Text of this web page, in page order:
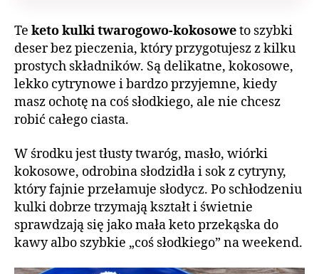
Te keto kulki twarogowo-kokosoweto szybki
deser bez pieczenia, który przygotujesz z kilku
prostych składników. Są delikatne, kokosowe,
lekko cytrynowe i bardzo przyjemne, kiedy
masz ochotę na coś słodkiego, ale nie chcesz
robić całego ciasta.
W środku jest tłusty twaróg, masło, wiórki
kokosowe, odrobina słodzidła i sok z cytryny,
który fajnie przełamuje słodycz. Po schłodzeniu
kulki dobrze trzymają kształt i świetnie
sprawdzają się jako mała keto przekąska do
kawy albo szybkie „coś słodkiego” na weekend.